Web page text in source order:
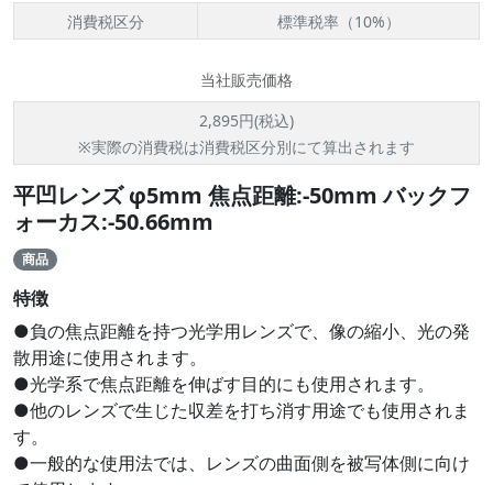
消費税区分
標準税率（10%）
当社販売価格
2,895円(税込)
※実際の消費税は消費税区分別にて算出されます
平凹レンズ φ5mm 焦点距離:-50mm バックフ
ォーカス:-50.66mm
商品
特徴
●負の焦点距離を持つ光学用レンズで、像の縮小、光の発
散用途に使用されます。
●光学系で焦点距離を伸ばす目的にも使用されます。
●他のレンズで生じた収差を打ち消す用途でも使用されま
す。
●一般的な使用法では、レンズの曲面側を被写体側に向け